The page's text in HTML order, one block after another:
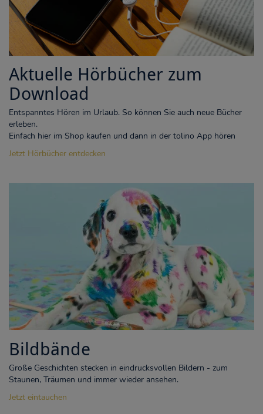
Aktuelle Hörbücher zum
Download
Entspanntes Hören im Urlaub. So können Sie auch neue Bücher
erleben.
Einfach hier im Shop kaufen und dann in der tolino App hören
Jetzt Hörbücher entdecken
Bildbände
Große Geschichten stecken in eindrucksvollen Bildern - zum
Staunen, Träumen und immer wieder ansehen.
Jetzt eintauchen